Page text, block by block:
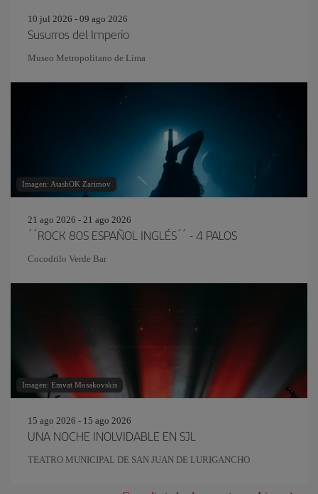
10 jul 2026 - 09 ago 2026
Susurros del Imperio
Museo Metropolitano de Lima
Imagen: AtashOK Zarimov
21 ago 2026 - 21 ago 2026
´´ROCK 80S ESPAÑOL INGLÉS´´ - 4 PALOS
Cocodrilo Verde Bar
Imagen: Emvat Mosakovskis
15 ago 2026 - 15 ago 2026
UNA NOCHE INOLVIDABLE EN SJL
TEATRO MUNICIPAL DE SAN JUAN DE LURIGANCHO